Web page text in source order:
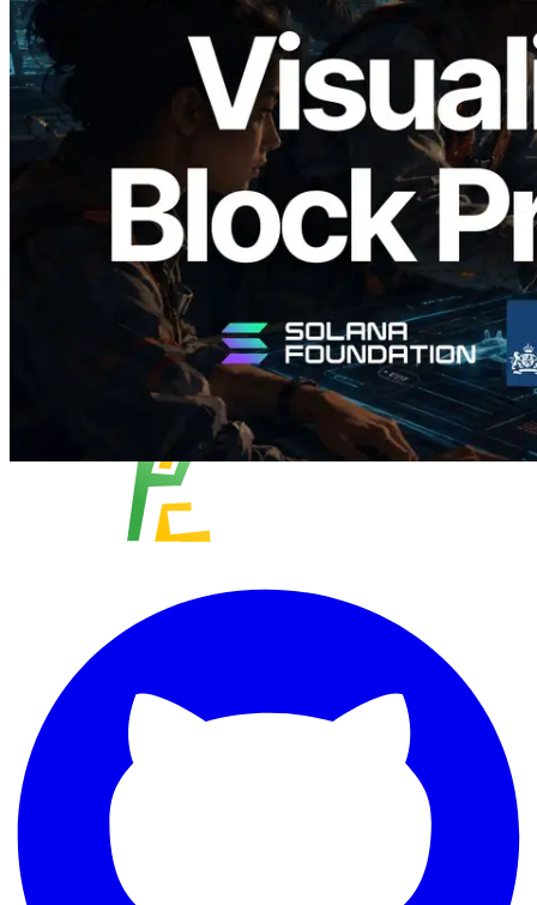
Validators Solutions lanza el Solana Block
Analyzer — Visualización del tiempo de
producción de bloque por slot y del
Validador asignado
Leer este artículo